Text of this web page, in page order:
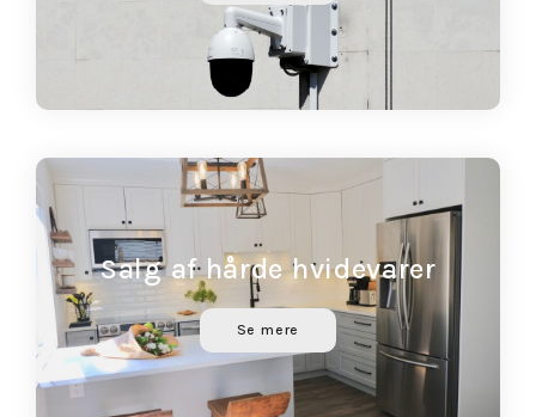
Salg af hårde hvidevarer
Se mere